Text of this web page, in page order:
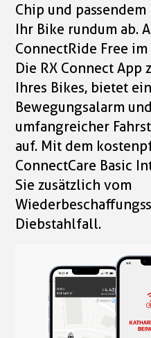
Chip und
Ihr Bike rundum ab.
ConnectRide Free
Die RX Connect App
Ihres Bikes, bietet
Bewegungsalarm
umfangreicher
auf. Mit dem
ConnectCare Basic
Sie zusätzlich vom
Diebstahlfall.